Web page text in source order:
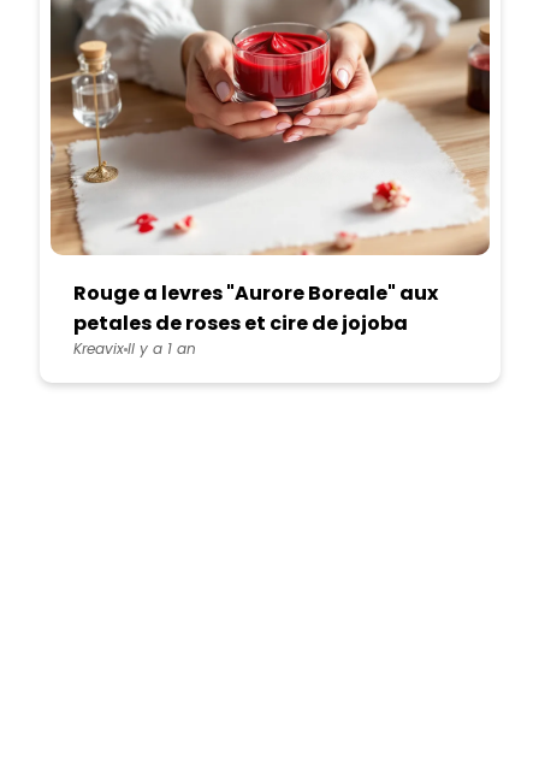
Rouge a levres "Aurore Boreale" aux
petales de roses et cire de jojoba
KreavixIl y a 1 an